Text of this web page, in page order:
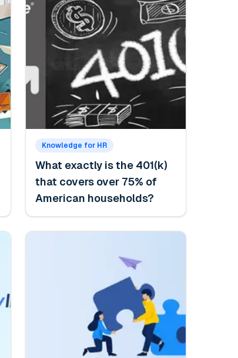
Knowledge for HR
What exactly is the 401(k)
that covers over 75% of
American households?